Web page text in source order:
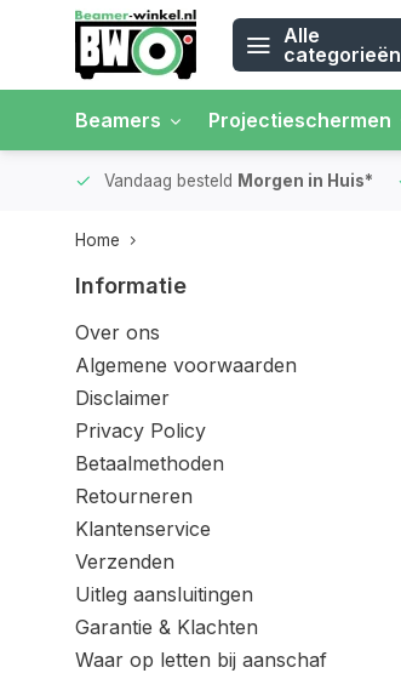
Alle
categorieën
Beamers Projectieschermen
Vandaag besteld Morgen in Huis*
Home
Informatie
Over ons
Algemene voorwaarden
Disclaimer
Privacy Policy
Betaalmethoden
Retourneren
Klantenservice
Verzenden
Uitleg aansluitingen
Garantie & Klachten
Waar op letten bij aanschaf